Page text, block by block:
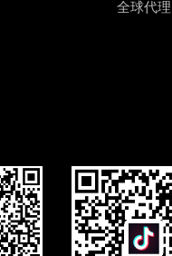
全球代理